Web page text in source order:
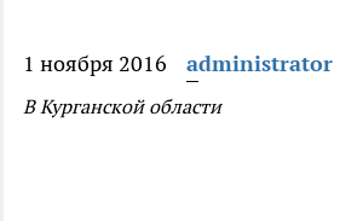
1 ноября 2016 administrator
В Курганской области